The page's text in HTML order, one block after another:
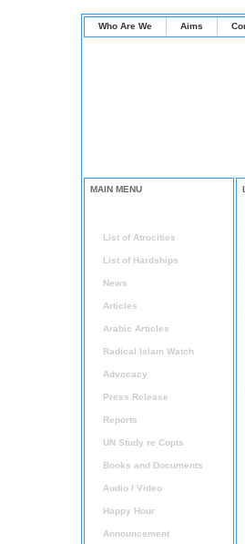
Who Are We Aims
MAIN MENU
List of Atrocities
List of Hardships
News
Articles
Arabic Articles
Radical Islam Watch
Advocacy
Press Release
Reports
UN Study re Copts
Books and Documents
Audio / Video
Happy Hour
Announcement